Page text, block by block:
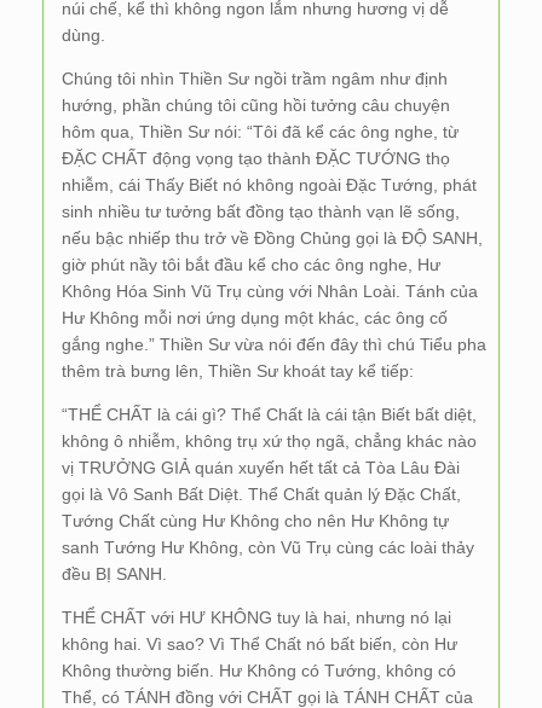
núi chế, kể thì không ngon lắm nhưng hương vị dễ
dùng.
Chúng tôi nhìn Thiền Sư ngồi trầm ngâm như định
hướng, phần chúng tôi cũng hồi tưởng câu chuyện
hôm qua, Thiền Sư nói: “Tôi đã kể các ông nghe, từ
ĐẶC CHẤT động vọng tạo thành ĐẶC TƯỚNG thọ
nhiễm, cái Thấy Biết nó không ngoài Đặc Tướng, phát
sinh nhiều tư tưởng bất đồng tạo thành vạn lẽ sống,
nếu bậc nhiếp thu trở về Đồng Chủng gọi là ĐỘ SANH,
giờ phút nầy tôi bắt đầu kể cho các ông nghe, Hư
Không Hóa Sinh Vũ Trụ cùng với Nhân Loài. Tánh của
Hư Không mỗi nơi ứng dụng một khác, các ông cố
gắng nghe.” Thiền Sư vừa nói đến đây thì chú Tiểu pha
thêm trà bưng lên, Thiền Sư khoát tay kể tiếp:
“THỂ CHẤT là cái gì? Thể Chất là cái tận Biết bất diệt,
không ô nhiễm, không trụ xứ thọ ngã, chẳng khác nào
vị TRƯỞNG GIẢ quán xuyến hết tất cả Tòa Lâu Đài
gọi là Vô Sanh Bất Diệt. Thể Chất quản lý Đặc Chất,
Tướng Chất cùng Hư Không cho nên Hư Không tự
sanh Tướng Hư Không, còn Vũ Trụ cùng các loài thảy
đều BỊ SANH.
THỂ CHẤT với HƯ KHÔNG tuy là hai, nhưng nó lại
không hai. Vì sao? Vì Thể Chất nó bất biến, còn Hư
Không thường biến. Hư Không có Tướng, không có
Thể, có TÁNH đồng với CHẤT gọi là TÁNH CHẤT của